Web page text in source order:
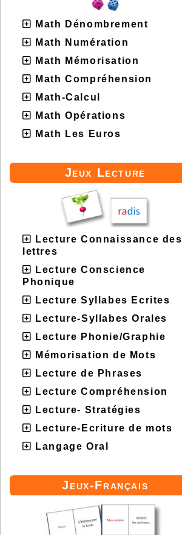
Math Dénombrement
Math Numération
Math Mémorisation
Math Compréhension
Math-Calcul
Math Opérations
Math Les Euros
Jeux Lecture
Lecture Connaissance des
lettres
Lecture Conscience
Phonique
Lecture Syllabes Ecrites
Lecture-Syllabes Orales
Lecture Phonie/Graphie
Mémorisation de Mots
Lecture de Phrases
Lecture Compréhension
Lecture- Stratégies
Lecture-Ecriture de mots
Langage Oral
Jeux-Français